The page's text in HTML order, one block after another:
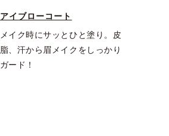
アイブローコート
メイク時にサッとひと塗り。皮
脂、汗から眉メイクをしっかり
ガード！